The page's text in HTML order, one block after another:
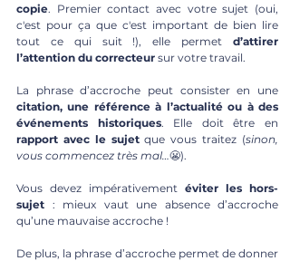
copie. Premier contact avec votre sujet (oui,
c'est pour ça que c'est important de bien lire
tout ce qui suit !), elle permet d’attirer
l’attention du correcteur sur votre travail.
citation, une référence à l’actualité ou à des
événements historiques
rapport avec le sujet que vous traitez (sinon,
vous commencez très mal… 😬).
Vous devez impérativement éviter les hors-
sujet : mieux vaut une absence d’accroche
qu’une mauvaise accroche !
De plus, la phrase d’accroche permet de donner